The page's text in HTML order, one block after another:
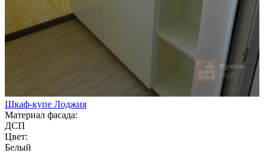
Шкаф-купе Лоджия
Материал фасада:
ДСП
Цвет:
Белый